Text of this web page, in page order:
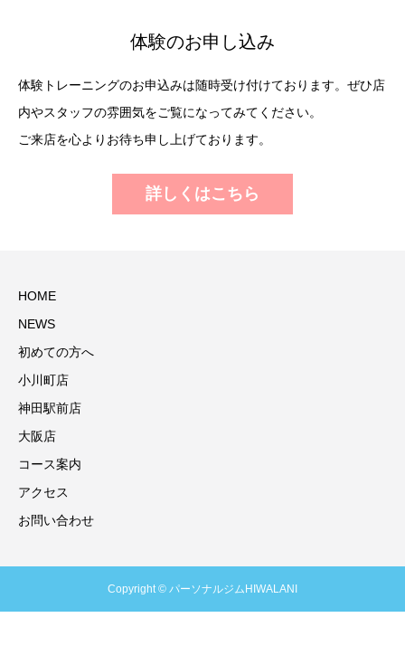
体験のお申し込み
体験トレーニングのお申込みは随時受け付けております。ぜひ店
内やスタッフの雰囲気をご覧になってみてください。
ご来店を心よりお待ち申し上げております。
詳しくはこちら
HOME
NEWS
初めての方へ
小川町店
神田駅前店
大阪店
コース案内
アクセス
お問い合わせ
Copyright © パーソナルジムHIWALANI